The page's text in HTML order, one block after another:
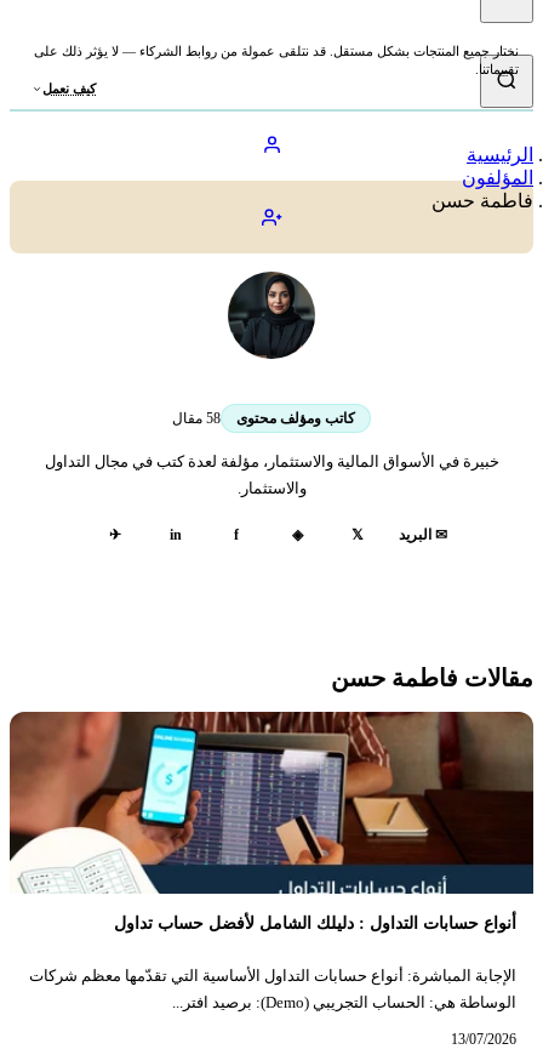
نختار جميع المنتجات بشكل مستقل. قد نتلقى عمولة من روابط الشركاء — لا يؤثر ذلك على
تقييماتنا.
كيف نعمل
الرئيسية
المؤلفون
فاطمة حسن
كاتب ومؤلف محتوى 58 مقال
خبيرة في الأسواق المالية والاستثمار، مؤلفة لعدة كتب في مجال التداول
والاستثمار.
✉ البريد 𝕏
◈
f
in
✈
مقالات فاطمة حسن
أنواع حسابات التداول : دليلك الشامل لأفضل حساب تداول
الإجابة المباشرة: أنواع حسابات التداول الأساسية التي تقدّمها معظم شركات
الوساطة هي: الحساب التجريبي (Demo): برصيد افتر...
13/07/2026